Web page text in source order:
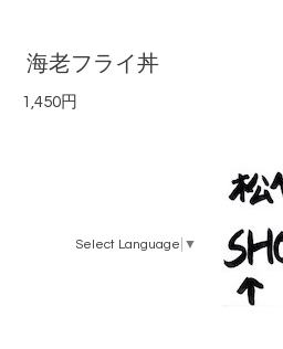
海老フライ丼
1,450円
Select Language ▼